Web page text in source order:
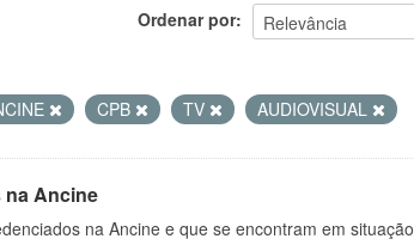
Ordenar por
CPB TV AUDIOVISUAL
na Ancine
na Ancine e que se encontram em situação